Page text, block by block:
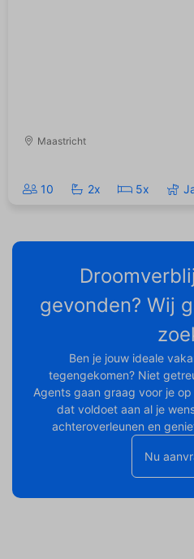
Maastricht
10 2x 5x
gevonden? Wij
Ben je jouw ideale
tegengekomen? Niet
Agents gaan graag voor je
dat voldoet aan al je
achteroverleunen en
Nu